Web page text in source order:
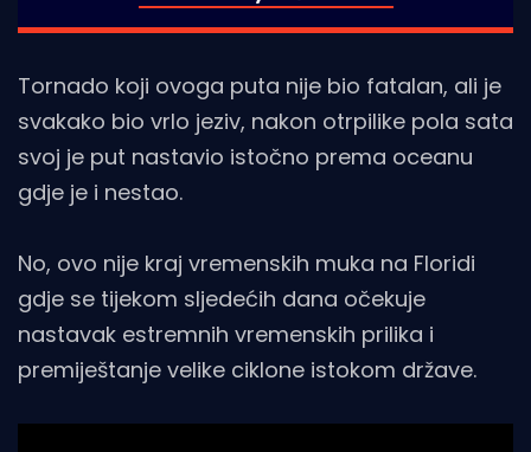
Tornado koji ovoga puta nije bio fatalan, ali je
svakako bio vrlo jeziv, nakon otrpilike pola sata
svoj je put nastavio istočno prema oceanu
gdje je i nestao.
No, ovo nije kraj vremenskih muka na Floridi
gdje se tijekom sljedećih dana očekuje
nastavak estremnih vremenskih prilika i
premiještanje velike ciklone istokom države.